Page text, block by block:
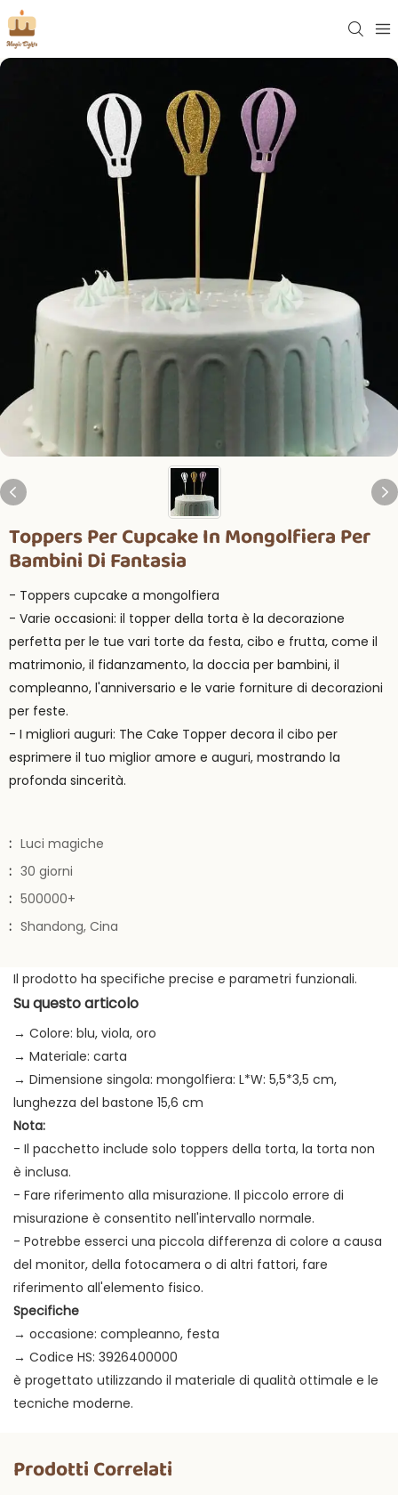
Toppers Per Cupcake In Mongolfiera Per
Bambini Di Fantasia
- Toppers cupcake a mongolfiera
- Varie occasioni: il topper della torta è la decorazione
perfetta per le tue vari torte da festa, cibo e frutta, come il
matrimonio, il fidanzamento, la doccia per bambini, il
compleanno, l'anniversario e le varie forniture di decorazioni
per feste.
- I migliori auguri: The Cake Topper decora il cibo per
esprimere il tuo miglior amore e auguri, mostrando la
profonda sincerità.
: Luci magiche
: 30 giorni
: 500000+
: Shandong, Cina
Il prodotto ha specifiche precise e parametri funzionali.
Su questo articolo
→ Colore: blu, viola, oro
→ Materiale: carta
→ Dimensione singola: mongolfiera: L*W: ​​5,5*3,5 cm,
lunghezza del bastone 15,6 cm
Nota:
- Il pacchetto include solo toppers della torta, la torta non
è inclusa.
- Fare riferimento alla misurazione. Il piccolo errore di
misurazione è consentito nell'intervallo normale.
- Potrebbe esserci una piccola differenza di colore a causa
del monitor, della fotocamera o di altri fattori, fare
riferimento all'elemento fisico.
Specifiche
→ occasione: compleanno, festa
→ Codice HS: 3926400000
è progettato utilizzando il materiale di qualità ottimale e le
tecniche moderne.
Prodotti Correlati